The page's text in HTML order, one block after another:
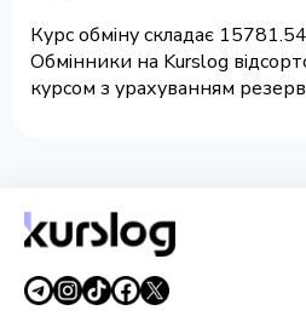
Курс обміну складає
Обмінники на Kurslog
курсом з урахуванням